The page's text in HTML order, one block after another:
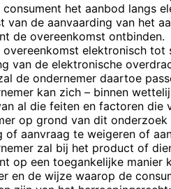
consument het aanbod langs
van de aanvaarding van het
de overeenkomst ontbinden.
overeenkomst elektronisch
van de elektronische
de ondernemer daartoe
kan zich – binnen
al die feiten en factoren die
op grond van dit
of aanvraag te weigeren of
zal bij het product of
op een toegankelijke manier
en de wijze waarop de